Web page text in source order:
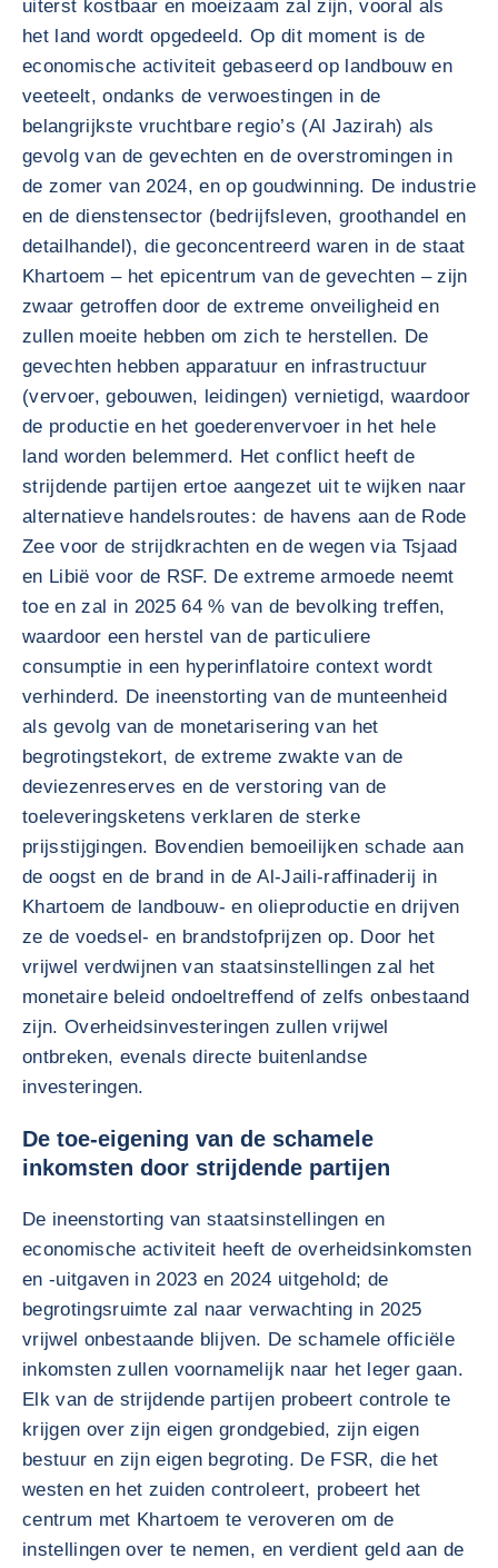
uiterst kostbaar en moeizaam zal zijn, vooral als
het land wordt opgedeeld. Op dit moment is de
economische activiteit gebaseerd op landbouw en
veeteelt, ondanks de verwoestingen in de
belangrijkste vruchtbare regio’s (Al Jazirah) als
gevolg van de gevechten en de overstromingen in
de zomer van 2024, en op goudwinning. De industrie
en de dienstensector (bedrijfsleven, groothandel en
detailhandel), die geconcentreerd waren in de staat
Khartoem – het epicentrum van de gevechten – zijn
zwaar getroffen door de extreme onveiligheid en
zullen moeite hebben om zich te herstellen. De
gevechten hebben apparatuur en infrastructuur
(vervoer, gebouwen, leidingen) vernietigd, waardoor
de productie en het goederenvervoer in het hele
land worden belemmerd. Het conflict heeft de
strijdende partijen ertoe aangezet uit te wijken naar
alternatieve handelsroutes: de havens aan de Rode
Zee voor de strijdkrachten en de wegen via Tsjaad
en Libië voor de RSF. De extreme armoede neemt
toe en zal in 2025 64 % van de bevolking treffen,
waardoor een herstel van de particuliere
consumptie in een hyperinflatoire context wordt
verhinderd. De ineenstorting van de munteenheid
als gevolg van de monetarisering van het
begrotingstekort, de extreme zwakte van de
deviezenreserves en de verstoring van de
toeleveringsketens verklaren de sterke
prijsstijgingen. Bovendien bemoeilijken schade aan
de oogst en de brand in de Al-Jaili-raffinaderij in
Khartoem de landbouw- en olieproductie en drijven
ze de voedsel- en brandstofprijzen op. Door het
vrijwel verdwijnen van staatsinstellingen zal het
monetaire beleid ondoeltreffend of zelfs onbestaand
zijn. Overheidsinvesteringen zullen vrijwel
ontbreken, evenals directe buitenlandse
investeringen.
De toe-eigening van de schamele
inkomsten door strijdende partijen
De ineenstorting van staatsinstellingen en
economische activiteit heeft de overheidsinkomsten
en -uitgaven in 2023 en 2024 uitgehold; de
begrotingsruimte zal naar verwachting in 2025
vrijwel onbestaande blijven. De schamele officiële
inkomsten zullen voornamelijk naar het leger gaan.
Elk van de strijdende partijen probeert controle te
krijgen over zijn eigen grondgebied, zijn eigen
bestuur en zijn eigen begroting. De FSR, die het
westen en het zuiden controleert, probeert het
centrum met Khartoem te veroveren om de
instellingen over te nemen, en verdient geld aan de